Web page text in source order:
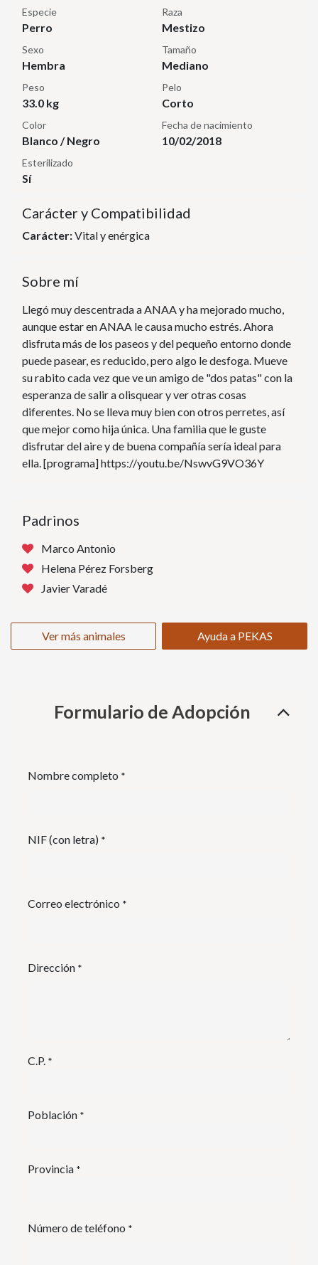
Especie
Perro
Raza
Mestizo
Sexo
Hembra
Tamaño
Mediano
Peso
33.0 kg
Pelo
Corto
Color
Blanco / Negro
Fecha de nacimiento
10/02/2018
Esterilizado
Sí
Carácter y Compatibilidad
Carácter:Vital y enérgica
Sobre mí
Llegó muy descentrada a ANAA y ha mejorado mucho,
aunque estar en ANAA le causa mucho estrés. Ahora
disfruta más de los paseos y del pequeño entorno donde
puede pasear, es reducido, pero algo le desfoga. Mueve
su rabito cada vez que ve un amigo de "dos patas" con la
esperanza de salir a olisquear y ver otras cosas
diferentes. No se lleva muy bien con otros perretes, así
que mejor como hija única. Una familia que le guste
disfrutar del aire y de buena compañía sería ideal para
ella. [programa] https://youtu.be/NswvG9VO36Y
Padrinos
Marco Antonio
Helena Pérez Forsberg
Javier Varadé
Ver más animales Ayuda a PEKAS
Formulario de Adopción
Nombre completo *
NIF (con letra) *
Correo electrónico *
Dirección *
C.P. *
Población *
Provincia *
Número de teléfono *